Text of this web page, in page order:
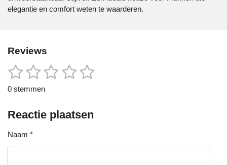
elegantie en comfort weten te waarderen.
Reviews
R
a
t
n
:
0
1
s
e
r
2
s
e
r
3
s
e
4
e
5
e
S
0 stemmen
Reactie plaatsen
Naam *